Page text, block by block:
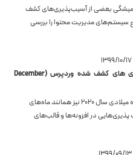
بعضی از آسیب‌پذیری‌های کشف
سیستم‌های مدیریت محتوا را بررسی
و هرکدام را بررسی کرده‌ایم. در این
1399/10/17
آسیب پذیری های کشف شده وردپرس (December
در آخرین ماه میلادی سال 2020 نیز همانند ماه‌های
در افزونه‌ها و قالب‌های